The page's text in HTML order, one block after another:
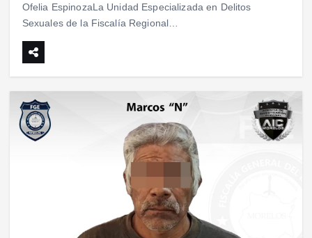
Ofelia EspinozaLa Unidad Especializada en Delitos
Sexuales de la Fiscalía Regional…